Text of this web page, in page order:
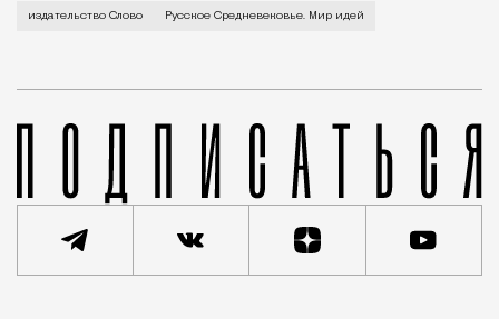
В издательстве «Слово» вышла
издательство Слово Русское Средневековье. Мир идей